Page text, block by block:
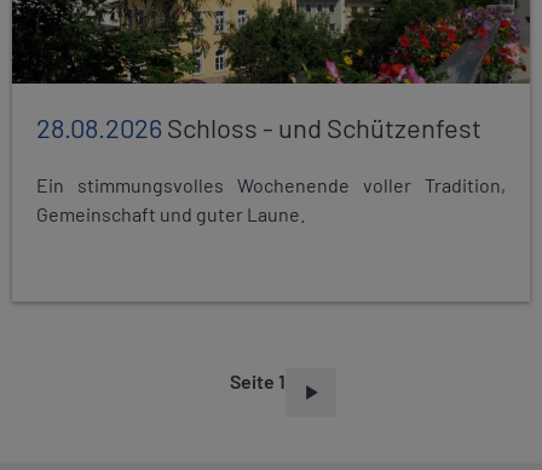
28.08.2026Schloss - und Schützenfest
Ein stimmungsvolles Wochenende voller Tradition,
Gemeinschaft und guter Laune.
Seite 1